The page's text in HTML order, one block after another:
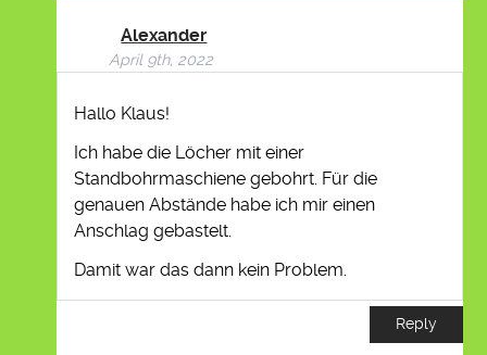
Alexander
April 9th, 2022
Hallo Klaus!
Ich habe die Löcher mit einer
Standbohrmaschiene gebohrt. Für die
genauen Abstände habe ich mir einen
Anschlag gebastelt.
Damit war das dann kein Problem.
Reply